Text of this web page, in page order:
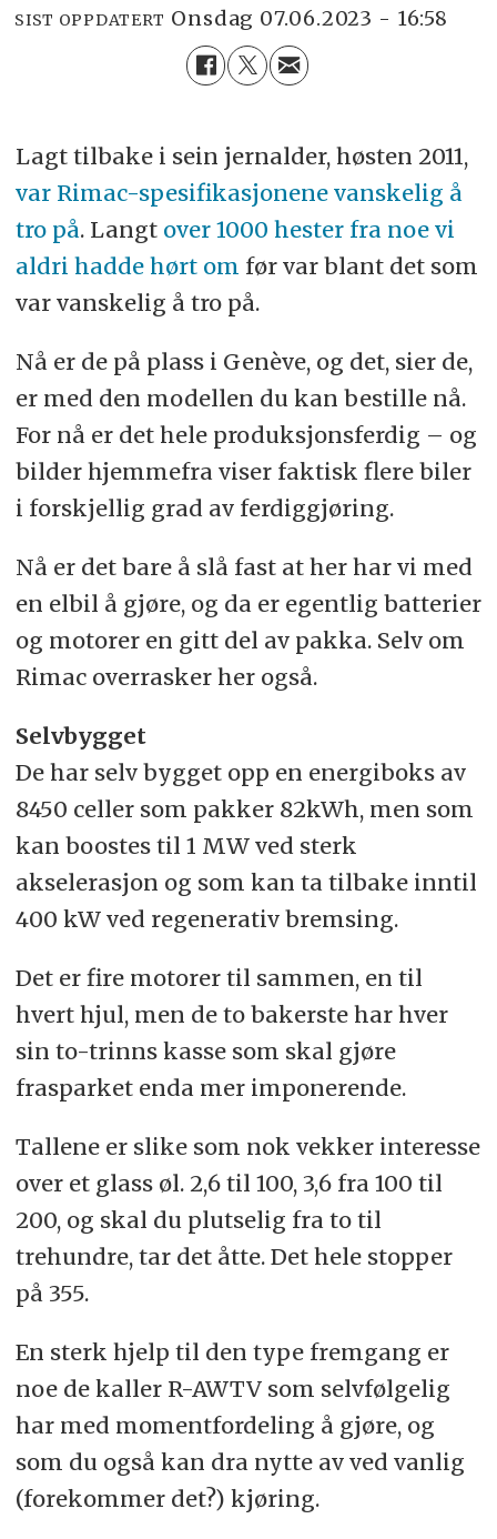
SIST OPPDATERT onsdag 07.06.2023 - 16:58
Lagt tilbake i sein jernalder, høsten 2011,
var Rimac-spesifikasjonene vanskelig å
tro på. Langt over 1000 hester fra noe vi
aldri hadde hørt om før var blant det som
var vanskelig å tro på.
Nå er de på plass i Genève, og det, sier de,
er med den modellen du kan bestille nå.
For nå er det hele produksjonsferdig – og
bilder hjemmefra viser faktisk flere biler
i forskjellig grad av ferdiggjøring.
Nå er det bare å slå fast at her har vi med
en elbil å gjøre, og da er egentlig batterier
og motorer en gitt del av pakka. Selv om
Rimac overrasker her også.
Selvbygget
De har selv bygget opp en energiboks av
8450 celler som pakker 82kWh, men som
kan boostes til 1 MW ved sterk
akselerasjon og som kan ta tilbake inntil
400 kW ved regenerativ bremsing.
Det er fire motorer til sammen, en til
hvert hjul, men de to bakerste har hver
sin to-trinns kasse som skal gjøre
frasparket enda mer imponerende.
Tallene er slike som nok vekker interesse
over et glass øl. 2,6 til 100, 3,6 fra 100 til
200, og skal du plutselig fra to til
trehundre, tar det åtte. Det hele stopper
på 355.
En sterk hjelp til den type fremgang er
noe de kaller R-AWTV som selvfølgelig
har med momentfordeling å gjøre, og
som du også kan dra nytte av ved vanlig
(forekommer det?) kjøring.